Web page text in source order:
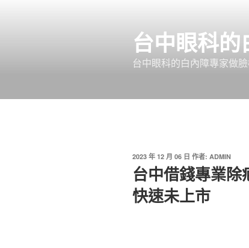
台中眼科
台中眼科的白內障專家做
發
佈
於
2023 年 12 月 06 日 作者: ADMIN
台中借錢專業
快速未上市